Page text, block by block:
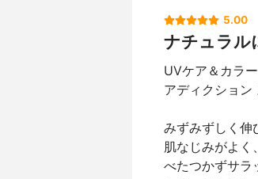
5.00
ナチュラル
UVケア＆カラ
アディクション
みずみずしく伸
肌なじみがよく、
べたつかずサラ